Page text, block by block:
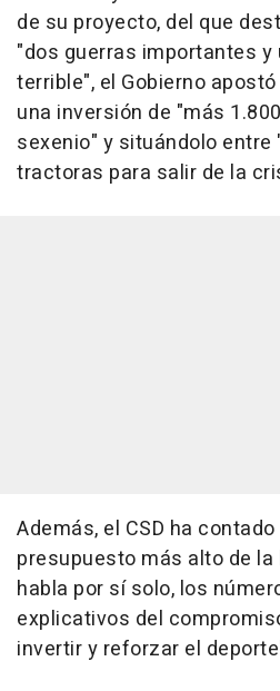
de su proyecto, del que
"dos guerras importantes y
terrible", el Gobierno
una inversión de "más
sexenio" y situándolo
tractoras para salir de la
Además, el CSD ha
presupuesto más alto de
habla por sí solo, los
explicativos del
invertir y reforzar el